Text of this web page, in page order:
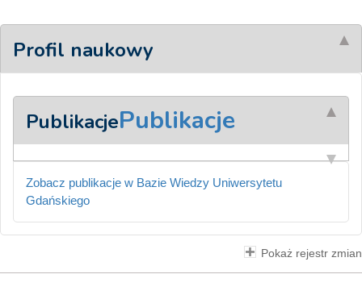
Profil naukowy
PublikacjePublikacje
Zobacz publikacje w Bazie Wiedzy Uniwersytetu
Gdańskiego
Pokaż rejestr zmian